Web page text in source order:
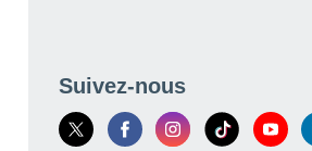
Suivez-nous